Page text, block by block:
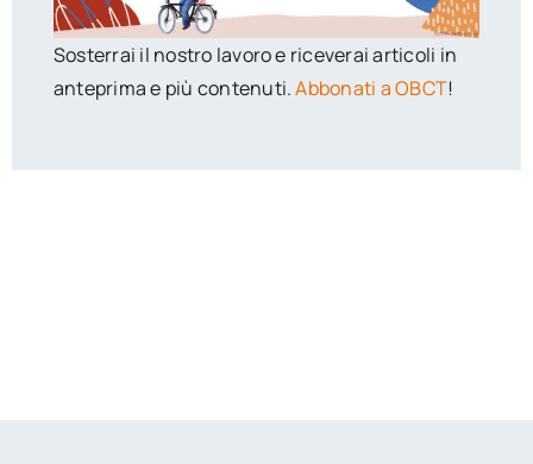
Sosterrai il nostro lavoro e riceverai articoli in
anteprima e più contenuti.Abbonati a OBCT!